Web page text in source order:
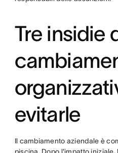
Tre insidie
evitarle
Il cambiamento aziendale è